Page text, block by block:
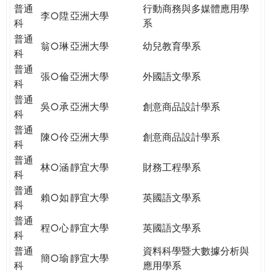
普通
科
李○陞亞洲大學
行動商務與多媒體應用學
系
普通
科
翁○琳亞洲大學
幼兒教育學系
普通
科
張○倫亞洲大學
外國語文學系
普通
科
吳○承亞洲大學
創意商品設計學系
普通
科
陳○伶亞洲大學
創意商品設計學系
普通
科
林○涵靜宜大學
財務工程學系
普通
科
賴○如靜宜大學
英國語文學系
普通
科
程○心靜宜大學
英國語文學系
普通
科
簡○瑜靜宜大學
資料科學暨大數據分析與
應用學系